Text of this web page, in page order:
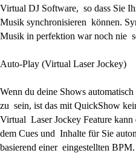
Virtual DJ Software, so dass Sie
Musik synchronisieren können.
Musik in perfektion war noch nie
Auto-Play (Virtual Laser Jockey)
Wenn du deine Shows
zu sein, ist das mit QuickShow
Virtual Laser Jockey Feature
dem Cues und Inhalte für Sie
basierend einer eingestellten BPM.